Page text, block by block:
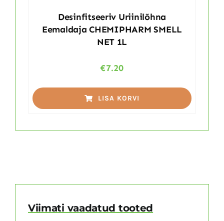
Desinfitseeriv Uriinilõhna
Eemaldaja CHEMIPHARM SMELL
NET 1L
€7.20
LISA KORVI
Viimati vaadatud tooted